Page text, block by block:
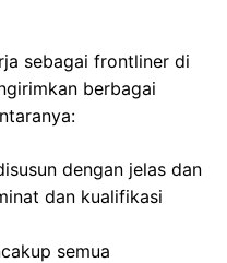
sebagai frontliner di
berbagai
dengan jelas dan
dan kualifikasi
semua